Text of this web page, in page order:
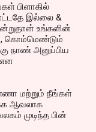
பிளாகில்
இல்லை &
உங்களின்
கொம்மெண்டும்
நாண் அனுப்பிய
மற்றும் நீங்கள்
ஆவலாக
முடிந்த பின்